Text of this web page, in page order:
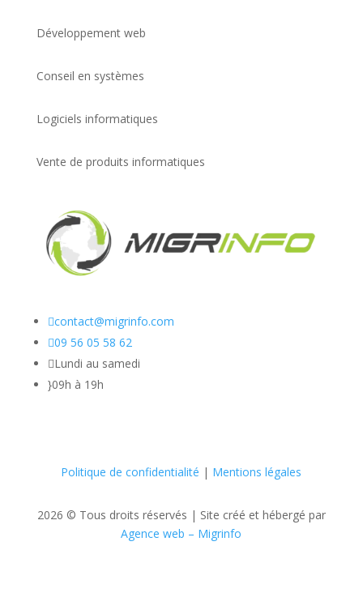
Développement web
Conseil en systèmes
Logiciels informatiques
Vente de produits informatiques
contact@migrinfo.com
09 56 05 58 62
Lundi au samedi
}09h à 19h
Politique de confidentialité | Mentions légales
2026 © Tous droits réservés | Site créé et hébergé par
Agence web – Migrinfo